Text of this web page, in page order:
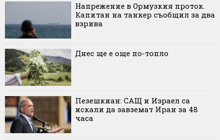
Напрежение в Ормузкия проток.
Капитан на танкер съобщил за два
взрива
Днес ще е още по-топло
Пезешкиан: САЩ и Израел са
искали да завземат Иран за 48
часа